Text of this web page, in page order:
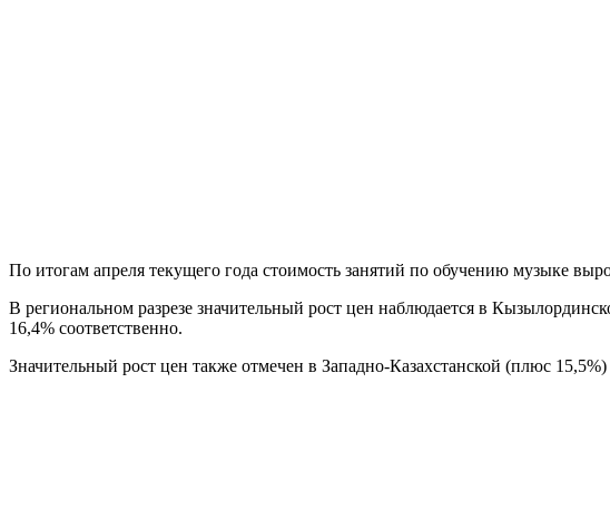
По итогам апреля текущего года стоимость занятий по обучению музыке
В региональном разрезе значительный рост цен наблюдается в
16,4% соответственно.
Значительный рост цен также отмечен в Западно-Казахстанской (плюс